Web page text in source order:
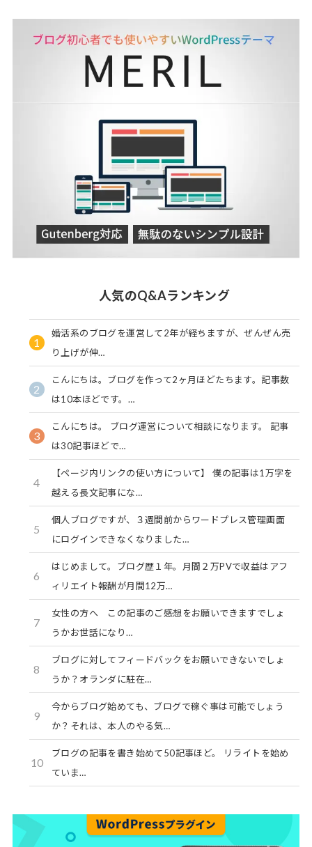
人気のQ&Aランキング
1
婚活系のブログを運営して2年が経ちますが、ぜんぜん売
り上げが伸…
2
こんにちは。ブログを作って2ヶ月ほどたちます。記事数
は10本ほどです。…
3
こんにちは。 ブログ運営について相談になります。 記事
は30記事ほどで…
4
【ページ内リンクの使い方について】 僕の記事は1万字を
越える長文記事にな…
5
個人ブログですが、３週間前からワードプレス管理画面
にログインできなくなりました…
6
はじめまして。ブログ歴１年。月間２万PVで収益はアフ
ィリエイト報酬が月間12万…
7
女性の方へ この記事のご感想をお願いできますでしょ
うかお世話になり…
8
ブログに対してフィードバックをお願いできないでしょ
うか？オランダに駐在…
9
今からブログ始めても、ブログで稼ぐ事は可能でしょう
か？それは、本人のやる気…
10
ブログの記事を書き始めて50記事ほど。 リライトを始め
ていま…